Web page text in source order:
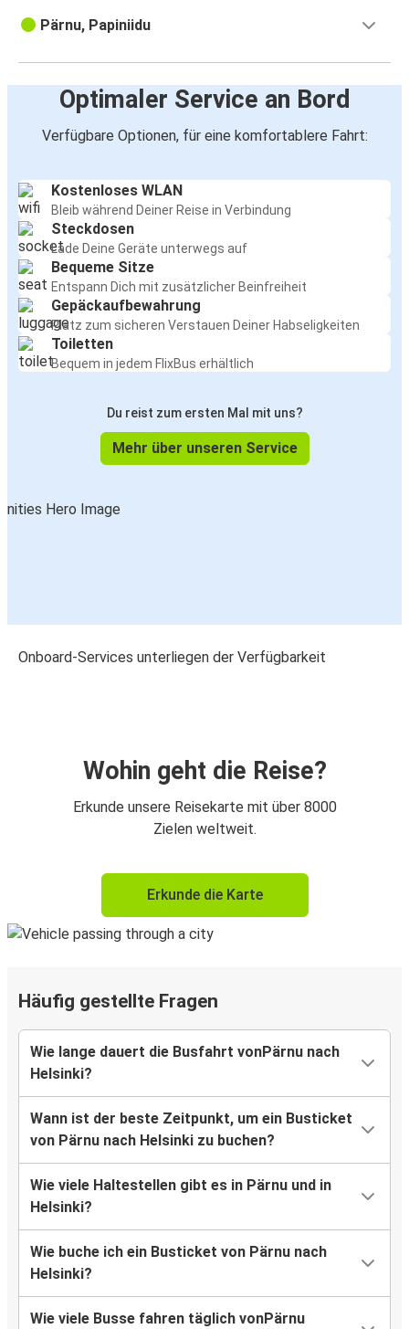
Pärnu, Papiniidu
Optimaler Service an Bord
Verfügbare Optionen, für eine komfortablere Fahrt:
Kostenloses WLAN
Bleib während Deiner Reise in Verbindung
Steckdosen
Lade Deine Geräte unterwegs auf
Bequeme Sitze
Entspann Dich mit zusätzlicher Beinfreiheit
Gepäckaufbewahrung
Platz zum sicheren Verstauen Deiner Habseligkeiten
Toiletten
Bequem in jedem FlixBus erhältlich
Du reist zum ersten Mal mit uns?
Mehr über unseren Service
Onboard-Services unterliegen der Verfügbarkeit
Wohin geht die Reise?
Erkunde unsere Reisekarte mit über 8000
Zielen weltweit.
Erkunde die Karte
Häufig gestellte Fragen
Wie lange dauert die Busfahrt vonPärnu nach
Helsinki?
Wann ist der beste Zeitpunkt, um ein Busticket
von Pärnu nach Helsinki zu buchen?
Wie viele Haltestellen gibt es in Pärnu und in
Helsinki?
Wie buche ich ein Busticket von Pärnu nach
Helsinki?
Wie viele Busse fahren täglich vonPärnu